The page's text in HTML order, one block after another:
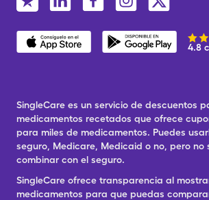
4.8
SingleCare es un servicio de descuentos
medicamentos recetados que ofrece
para miles de medicamentos. Puedes
seguro, Medicare, Medicaid o no, pero no
combinar con el seguro.
SingleCare ofrece transparencia al
medicamentos para que puedas